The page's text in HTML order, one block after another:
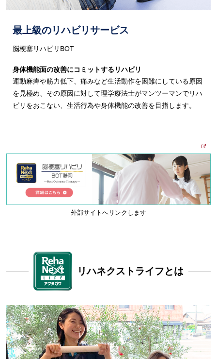
最上級のリハビリサービス
脳梗塞リハビリBOT
身体機能面の改善にコミットするリハビリ
運動麻痺や筋力低下、痛みなど生活動作を困難にしている原因
を見極め、その原因に対して理学療法士がマンツーマンでリハ
ビリをおこない、生活行為や身体機能の改善を目指します。
リハネクストライフとは